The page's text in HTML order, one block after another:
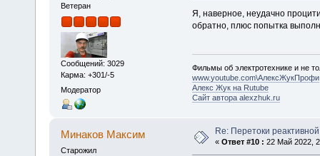
Ветеран
Сообщений: 3029
Карма: +301/-5
Модератор
Я, наверное, неудачно
обратно, плюс попытка
Фильмы об электротехнике и не
www.youtube.com\АлексЖукПрофи
Алекс Жук на Rutube
Сайт автора alexzhuk.ru
Минаков Максим
Старожил
Re: Перетоки
« Ответ #10 : 22 Май 2022,